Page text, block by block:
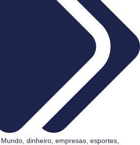
dinheiro empresas esportes